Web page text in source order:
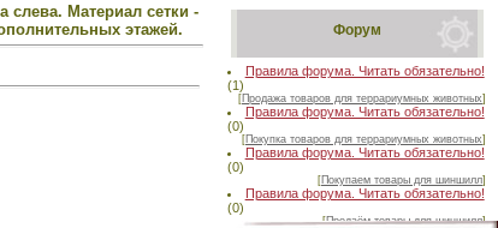
слева. Материал сетки -
этажей.
Форум
Правила форума. Читать обязательно!
(1)
[Продажа товаров для террариумных животных]
Правила форума. Читать обязательно!
(0)
[Покупка товаров для террариумных животных]
Правила форума. Читать обязательно!
(0)
[Покупаем товары для шиншилл]
Правила форума. Читать обязательно!
(0)
[Продаём товары для шиншилл]